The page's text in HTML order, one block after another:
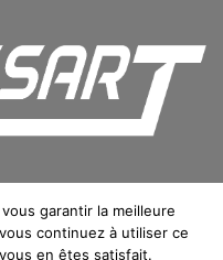
garantir la meilleure
continuez à utiliser ce
en êtes satisfait.